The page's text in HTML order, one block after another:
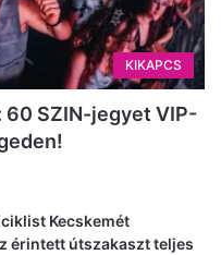
KIKAPCS
60 SZIN-jegyet VIP-
Kecskemét
érintett útszakaszt teljes